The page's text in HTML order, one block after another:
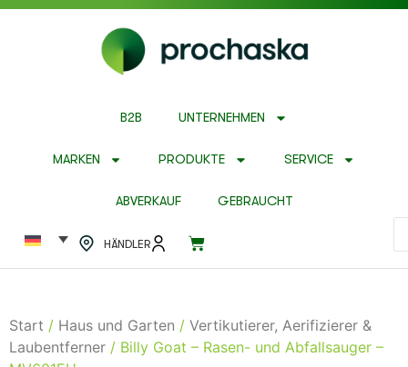
B2B UNTERNEHMEN
MARKEN PRODUKTE SERVICE
ABVERKAUF GEBRAUCHT
HÄNDLER
Start / Haus und Garten / Vertikutierer, Aerifizierer &
Laubentferner / Billy Goat – Rasen- und Abfallsauger –